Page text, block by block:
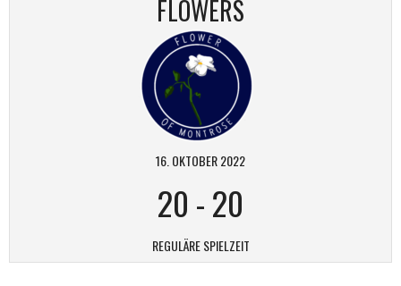
FLOWERS
16. OKTOBER 2022
20 -20
REGULÄRE SPIELZEIT